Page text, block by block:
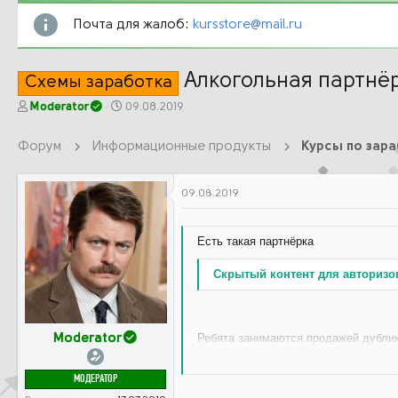
Почта для жалоб: kursstore@mail.ru
Схемы заработка Алкогольная
А
о
Moderator
Д
а
а
ч
а
а
09.08.2019
Форум Информационные продукты Курсы по
Moderator
МОДЕРАТОР
09.08.2019
Есть такая партнёрка
Скрытый контент для
Ребята занимаются продажей
руб.) по предоплате, доставка по